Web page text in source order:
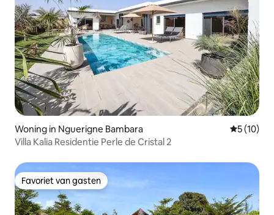
Woning in Nguerigne Bambara
5 (10)
Villa Kalia Residentie Perle de Cristal 2
Favoriet van gasten
Favoriet van gasten